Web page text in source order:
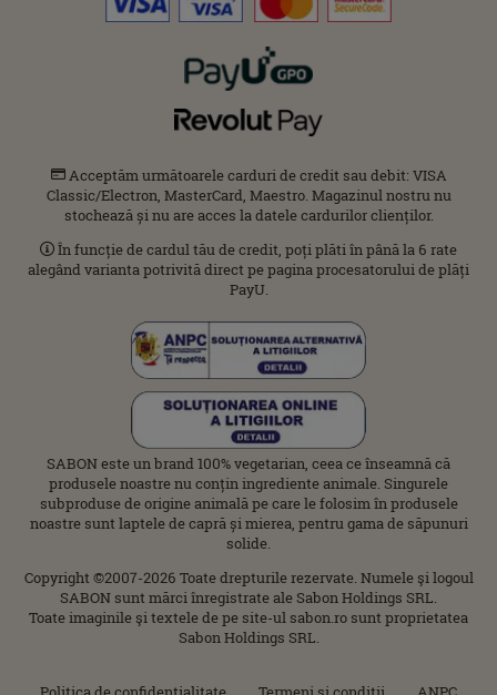
Acceptăm următoarele carduri de credit sau debit: VISA
Classic/Electron, MasterCard, Maestro. Magazinul nostru nu
stochează și nu are acces la datele cardurilor clienților.
În funcție de cardul tău de credit, poți plăti în până la 6 rate
alegând varianta potrivită direct pe pagina procesatorului de plăți
PayU.
SABON este un brand 100% vegetarian, ceea ce înseamnă că
produsele noastre nu conțin ingrediente animale. Singurele
subproduse de origine animală pe care le folosim în produsele
noastre sunt laptele de capră și mierea, pentru gama de săpunuri
solide.
Copyright ©2007-2026 Toate drepturile rezervate. Numele şi logoul
SABON sunt mărci înregistrate ale Sabon Holdings SRL.
Toate imaginile şi textele de pe site-ul sabon.ro sunt proprietatea
Sabon Holdings SRL.